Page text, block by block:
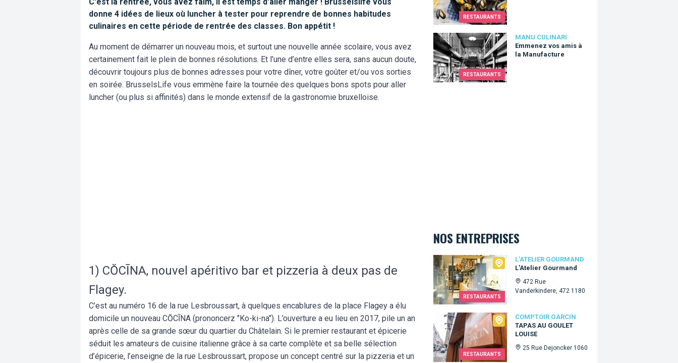
donne 4 idées de lieux où luncher à tester pour reprendre de bonnes habitudes
culinaires en cette période de rentrée des classes. Bon appétit !
Au moment de démarrer un nouveau mois, et surtout une nouvelle année scolaire, vous avez
certainement fait le plein de bonnes résolutions. Et l’une d’entre elles sera, sans aucun doute,
découvrir toujours plus de bonnes adresses pour votre dîner, votre goûter et/ou vos sorties
en soirée. BrusselsLife vous emmène faire la tournée des quelques bons spots pour aller
luncher (ou plus si affinités) dans le monde extensif de la gastronomie bruxelloise.
1) CŎCĪNA, nouvel apéritivo bar et pizzeria à deux pas de
Flagey.
C’est au numéro 16 de la rue Lesbroussart, à quelques encablures de la place Flagey a élu
domicile un nouveau CŎCĪNA (prononcerz "Ko-ki-na"). L’ouverture a eu lieu en 2017, pile un an
après celle de sa grande sœur du quartier du Châtelain. Si le premier restaurant et épicerie
séduit les amateurs de cuisine italienne grâce à sa carte complète et sa belle sélection
d’épicerie, l’enseigne de la rue Lesbroussart, propose un concept centré sur la pizzeria et un
RESTAURANTS
RESTAURANTS
MANU CULINARI
Emmenez vos amis à
la Manufacture
Emmenez vos amis à la Manufacture
NOS ENTREPRISES
RESTAURANTS
L'ATELIER GOURMAND
L'Atelier Gourmand
472 Rue
Vanderkindere, 472 1180
L'Atelier Gourmand
RESTAURANTS
COMPTOIR GARCIN
TAPAS AU GOULET
LOUISE
25 Rue Dejoncker 1060
Comptoir Garcin